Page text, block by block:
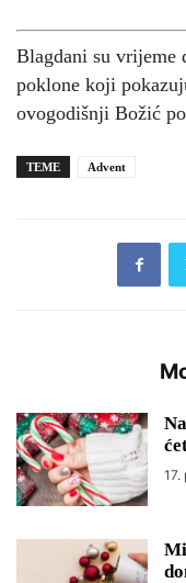
Blagdani su vrijeme
poklone koji
ovogodišnji Božić
TEME Advent
17.